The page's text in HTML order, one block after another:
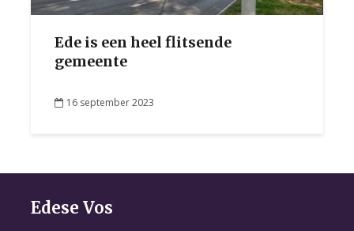
Ede is een heel flitsende
gemeente
16 september 2023
Edese Vos